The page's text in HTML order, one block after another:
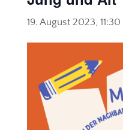
19. August 2023, 11:30